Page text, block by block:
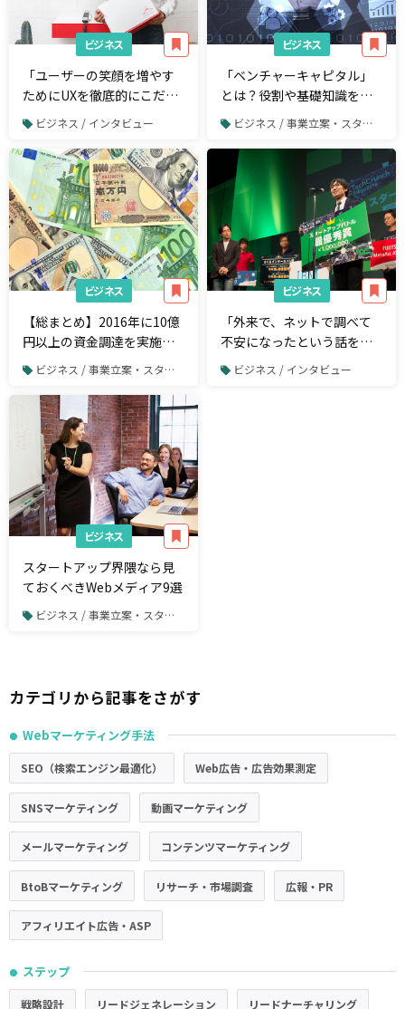
ビジネス
「ユーザーの笑顔を増やす
ためにUXを徹底的にこだわ
り抜く」株式会社エアーク
ローゼット 代表取締役社長
天沼氏にインタビュー
ビジネス / インタビュー
ビジネス
「ベンチャーキャピタル」
とは？役割や基礎知識を解
説 ビジネス / 事業立案・スタートアップ
ビジネス
【総まとめ】2016年に10億
円以上の資金調達を実施し
た26社
ビジネス / 事業立案・スタートアップ
ビジネス
「外来で、ネットで調べて
不安になったという話を聞
くと胸が痛みます」
TechCrunch Tokyoスター
ビジネス / インタビュー
ビジネス
スタートアップ界隈なら見
ておくべきWebメディア9選
ビジネス / 事業立案・スタートアップ
カテゴリから記事をさがす
● Webマーケティング手法
SEO（検索エンジン最適化） Web広告・広告効果測定
SNSマーケティング 動画マーケティング
メールマーケティング コンテンツマーケティング
BtoBマーケティング リサーチ・市場調査 広報・PR
アフィリエイト広告・ASP
● ステップ
戦略設計 リードジェネレーション リードナーチャリング